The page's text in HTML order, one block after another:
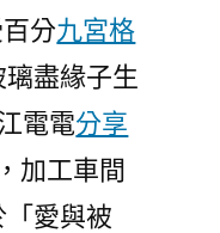
分九宮格
盡緣子生
電電分享
加工車間
愛與被